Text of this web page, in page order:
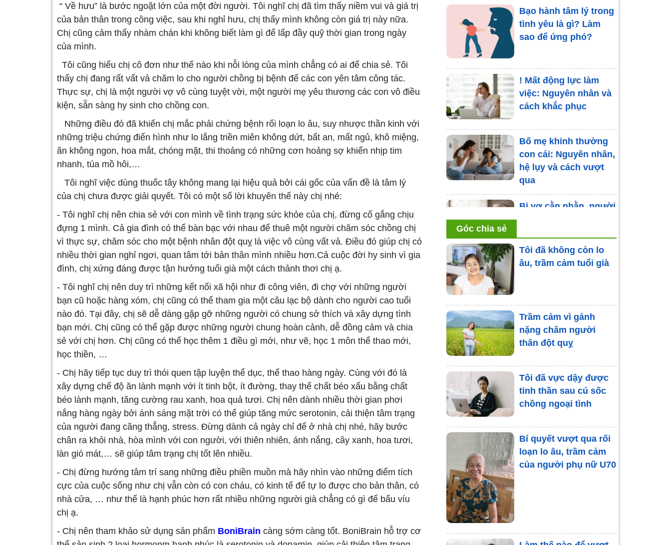
“ Về hưu” là bước ngoặt lớn của một đời người. Tôi nghĩ chị đã tìm thấy niềm vui và giá trị
của bản thân trong công việc, sau khi nghỉ hưu, chị thấy mình không còn giá trị này nữa.
Chị cũng cảm thấy nhàm chán khi không biết làm gì để lấp đầy quỹ thời gian trong ngày
của mình.
Tôi cũng hiểu chị cô đơn như thế nào khi nỗi lòng của mình chẳng có ai để chia sẻ. Tôi
thấy chị đang rất vất vả chăm lo cho người chồng bị bệnh để các con yên tâm công tác.
Thực sự, chị là một người vợ vô cùng tuyệt vời, một người mẹ yêu thương các con vô điều
kiện, sẵn sàng hy sinh cho chồng con.
Những điều đó đã khiến chị mắc phải chứng bệnh rối loạn lo âu, suy nhược thần kinh với
những triệu chứng điển hình như lo lắng triền miên không dứt, bất an, mất ngủ, khô miệng,
ăn không ngon, hoa mắt, chóng mặt, thi thoảng có những cơn hoảng sợ khiến nhịp tim
nhanh, túa mồ hôi,…
Tôi nghĩ việc dùng thuốc tây không mang lại hiệu quả bởi cái gốc của vấn đề là tâm lý
của chị chưa được giải quyết. Tôi có một số lời khuyên thế này chị nhé:
- Tôi nghĩ chị nên chia sẻ với con mình về tình trạng sức khỏe của chị, đừng cố gắng chịu
đựng 1 mình. Cả gia đình có thể bàn bạc với nhau để thuê một người chăm sóc chồng chị
vì thực sự, chăm sóc cho một bệnh nhân đột quỵ là việc vô cùng vất vả. Điều đó giúp chị có
nhiều thời gian nghỉ ngơi, quan tâm tới bản thân mình nhiều hơn.Cả cuộc đời hy sinh vì gia
đình, chị xứng đáng được tận hưởng tuổi già một cách thảnh thơi chị ạ.
- Tôi nghĩ chị nên duy trì những kết nối xã hội như đi công viên, đi chợ với những người
bạn cũ hoặc hàng xóm, chị cũng có thể tham gia một câu lạc bộ dành cho người cao tuổi
nào đó. Tại đây, chị sẽ dễ dàng gặp gỡ những người có chung sở thích và xây dựng tình
bạn mới. Chị cũng có thể gặp được những người chung hoàn cảnh, dễ đồng cảm và chia
sẻ với chị hơn. Chị cũng có thể học thêm 1 điều gì mới, như vẽ, học 1 môn thể thao mới,
học thiền, …
- Chị hãy tiếp tục duy trì thói quen tập luyện thể dục, thể thao hàng ngày. Cùng với đó là
xây dựng chế độ ăn lành mạnh với ít tinh bột, ít đường, thay thế chất béo xấu bằng chất
béo lành mạnh, tăng cường rau xanh, hoa quả tươi. Chị nên dành nhiều thời gian phơi
nắng hàng ngày bởi ánh sáng mặt trời có thể giúp tăng mức serotonin, cải thiện tâm trạng
của người đang căng thẳng, stress. Đừng dành cả ngày chỉ để ở nhà chị nhé, hãy bước
chân ra khỏi nhà, hòa mình với con người, với thiên nhiên, ánh nắng, cây xanh, hoa tươi,
làn gió mát,… sẽ giúp tâm trạng chị tốt lên nhiều.
- Chị đừng hướng tâm trí sang những điều phiền muồn mà hãy nhìn vào những điểm tích
cực của cuộc sống như chị vẫn còn có con cháu, có kinh tế để tự lo được cho bản thân, có
nhà cửa, … như thế là hạnh phúc hơn rất nhiều những người già chẳng có gì để bấu víu
chị ạ.
- Chị nên tham khảo sử dụng sản phẩm BoniBrain càng sớm càng tốt. BoniBrain hỗ trợ cơ
Bạo hành tâm lý trong
tình yêu là gì? Làm
sao để ứng phó?
! Mất động lực làm
việc: Nguyên nhân và
cách khắc phục
Bố mẹ khinh thường
con cái: Nguyên nhân,
hệ lụy và cách vượt
qua
Bị vợ cằn nhằn, người
Thoát kh-ỏi vỏ bọc
Liệu pháp gia đình là
gì? Phân loại và các
kỹ thuật ứng dụng
Những áp lực ở bà mẹ
đơn thân và cách
vượt qua
Góc chia sẻ
Tôi đã không còn lo
âu, trầm cảm tuổi già
Trầm cảm vì gánh
nặng chăm người
thân đột quỵ
Tôi đã vực dậy được
tinh thần sau cú sốc
chồng ngoại tình
Bí quyết vượt qua rối
loạn lo âu, trầm cảm
của người phụ nữ U70